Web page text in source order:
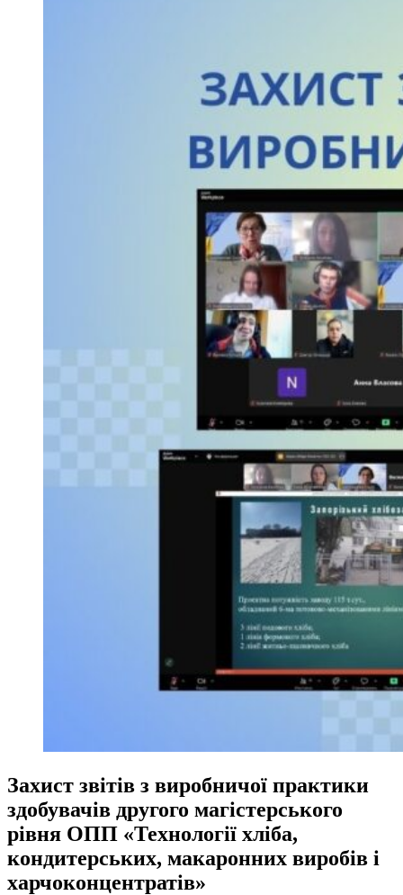
Захист звітів з виробничої практики
здобувачів другого магістерського
рівня ОПП «Технології хліба,
кондитерських, макаронних виробів і
харчоконцентратів»